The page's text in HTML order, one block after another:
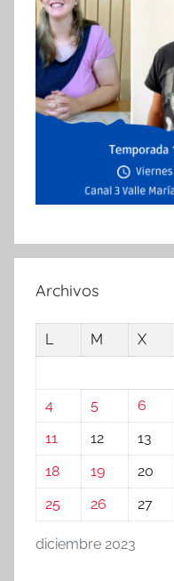
Archivos
diciembre 2023
L M X
4
5 6
11
12 13
18
19 20
25
26 27